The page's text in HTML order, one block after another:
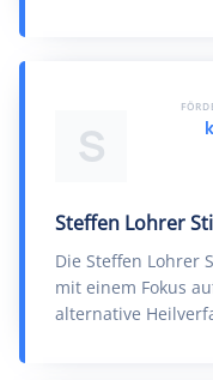
S
Steffen Lohrer
Die Steffen Lohrer
mit einem Fokus
alternative